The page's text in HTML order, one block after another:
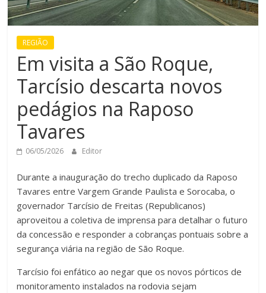
REGIÃO
Em visita a São Roque,
Tarcísio descarta novos
pedágios na Raposo
Tavares
06/05/2026 Editor
Durante a inauguração do trecho duplicado da Raposo
Tavares entre Vargem Grande Paulista e Sorocaba, o
governador Tarcísio de Freitas (Republicanos)
aproveitou a coletiva de imprensa para detalhar o futuro
da concessão e responder a cobranças pontuais sobre a
segurança viária na região de São Roque.
Tarcísio foi enfático ao negar que os novos pórticos de
monitoramento instalados na rodovia sejam